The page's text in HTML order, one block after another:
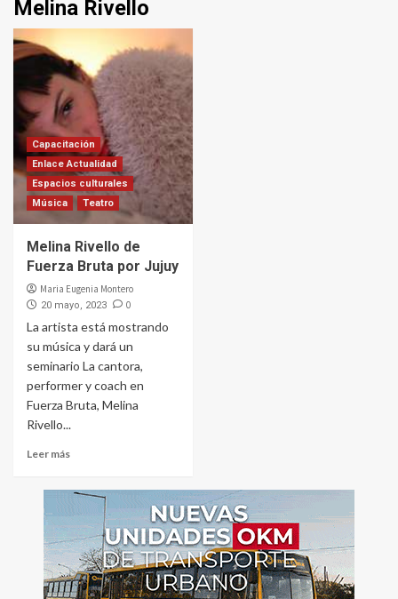
Melina Rivello
Capacitación
Enlace Actualidad
Espacios culturales
Música
Teatro
Melina Rivello de
Fuerza Bruta por Jujuy
Maria Eugenia Montero
20 mayo, 2023 0
La artista está mostrando
su música y dará un
seminario La cantora,
performer y coach en
Fuerza Bruta, Melina
Rivello...
Leer más